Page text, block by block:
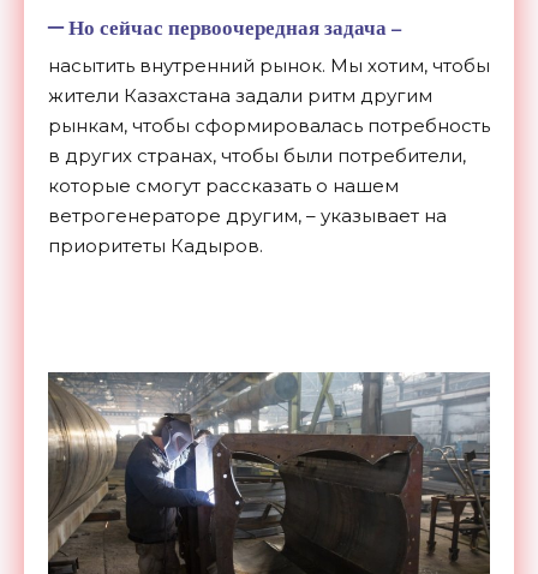
–Но сейчас первоочередная задача –
насытить внутренний рынок. Мы хотим, чтобы
жители Казахстана задали ритм другим
рынкам, чтобы сформировалась потребность
в других странах, чтобы были потребители,
которые смогут рассказать о нашем
ветрогенераторе другим, – указывает на
приоритеты Кадыров.